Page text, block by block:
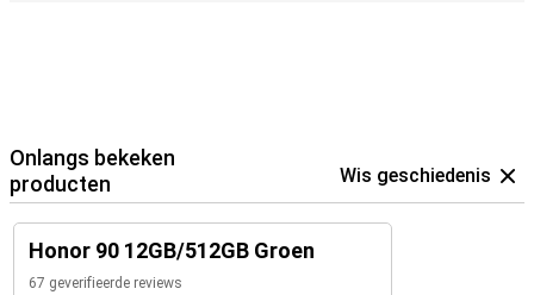
Onlangs bekeken
producten
Wis geschiedenis
Honor 90 12GB/512GB Groen
67 geverifieerde reviews